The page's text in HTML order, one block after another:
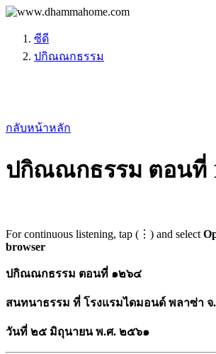
ซีดี
ปกิณณกธรรม
กลับหน้าหลัก
ปกิณณกธรรม ตอนที่
For continuous listening, tap (⋮) and select
browser
ปกิณณกธรรม ตอนที่ ๑๒๖๔
สนทนาธรรม ที่ โรงแรมไดมอนด์ พลาซ่า
วันที่ ๒๕ มิถุนายน พ.ศ. ๒๕๖๑